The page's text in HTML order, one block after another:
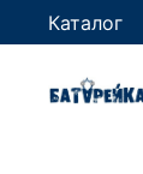
Каталог